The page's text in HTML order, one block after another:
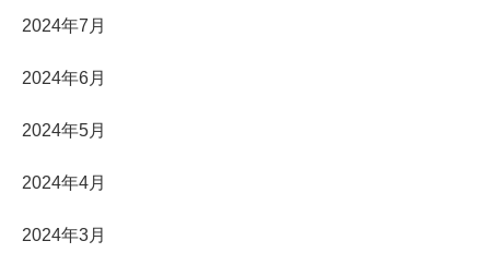
2024年7月
2024年6月
2024年5月
2024年4月
2024年3月